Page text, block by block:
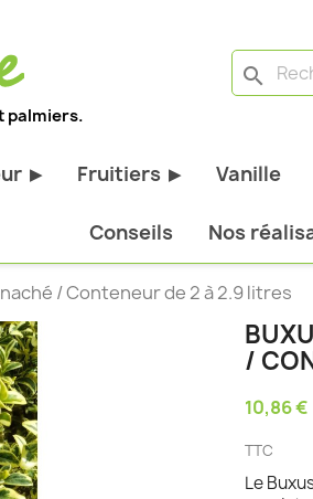
palmiers.
search
▶
d'extérieur
à feuillage
Fruitiers ▶
Tous les fruitiers
Arbres et arbustes
Agrumes
Vanille
Conseils Nos
/ Conteneur de 2 à 2.9 litres
/
10,86 €
TTC
Le